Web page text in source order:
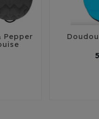

Pepper